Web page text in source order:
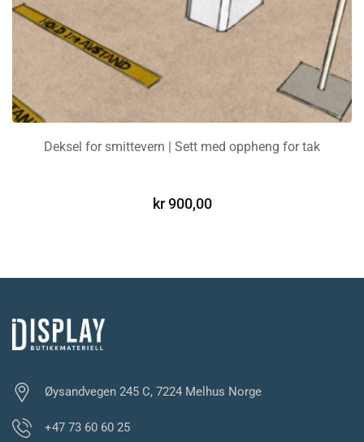
Deksel for smittevern | Sett med oppheng for tak
kr900,00
Øysandvegen 245 C, 7224 Melhus Norge
+47 73 60 60 25